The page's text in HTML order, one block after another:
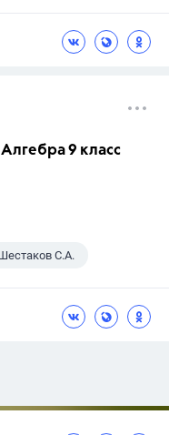
9 класс
С.А.